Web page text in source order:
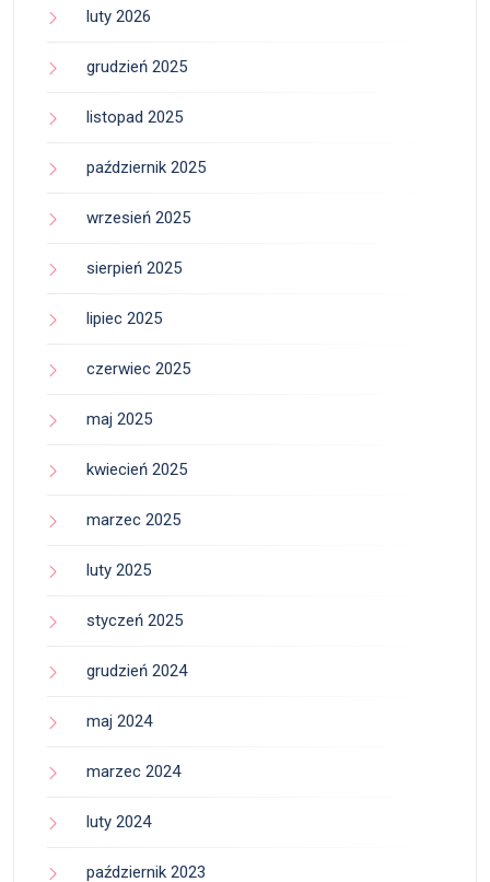
luty 2026
grudzień 2025
listopad 2025
październik 2025
wrzesień 2025
sierpień 2025
lipiec 2025
czerwiec 2025
maj 2025
kwiecień 2025
marzec 2025
luty 2025
styczeń 2025
grudzień 2024
maj 2024
marzec 2024
luty 2024
październik 2023